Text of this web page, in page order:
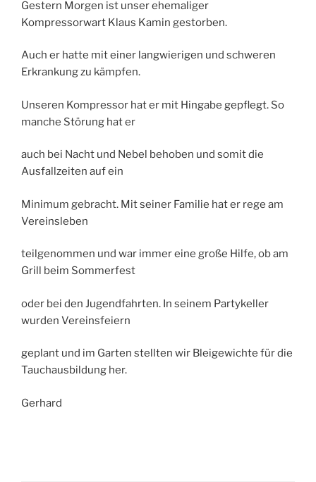
Gestern Morgen ist unser ehemaliger
Kompressorwart Klaus Kamin gestorben.
Auch er hatte mit einer langwierigen und schweren
Erkrankung zu kämpfen.
Unseren Kompressor hat er mit Hingabe gepflegt. So
manche Störung hat er
auch bei Nacht und Nebel behoben und somit die
Ausfallzeiten auf ein
Minimum gebracht. Mit seiner Familie hat er rege am
Vereinsleben
teilgenommen und war immer eine große Hilfe, ob am
Grill beim Sommerfest
oder bei den Jugendfahrten. In seinem Partykeller
wurden Vereinsfeiern
geplant und im Garten stellten wir Bleigewichte für die
Tauchausbildung her.
Gerhard